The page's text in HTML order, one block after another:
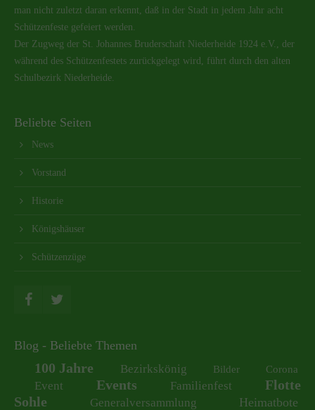
man nicht zuletzt daran erkennt, daß in der Stadt in jedem Jahr acht
Schützenfeste gefeiert werden.
Der Zugweg der St. Johannes Bruderschaft Niederheide 1924 e.V., der
während des Schützenfestets zurückgelegt wird, führt durch den alten
Schulbezirk Niederheide.
Beliebte Seiten
News
Vorstand
Historie
Königshäuser
Schützenzüge
Blog - Beliebte Themen
100 Jahre Bezirkskönig Bilder Corona
Event Events Familienfest
Flotte
Sohle
Generalversammlung Heimatbote